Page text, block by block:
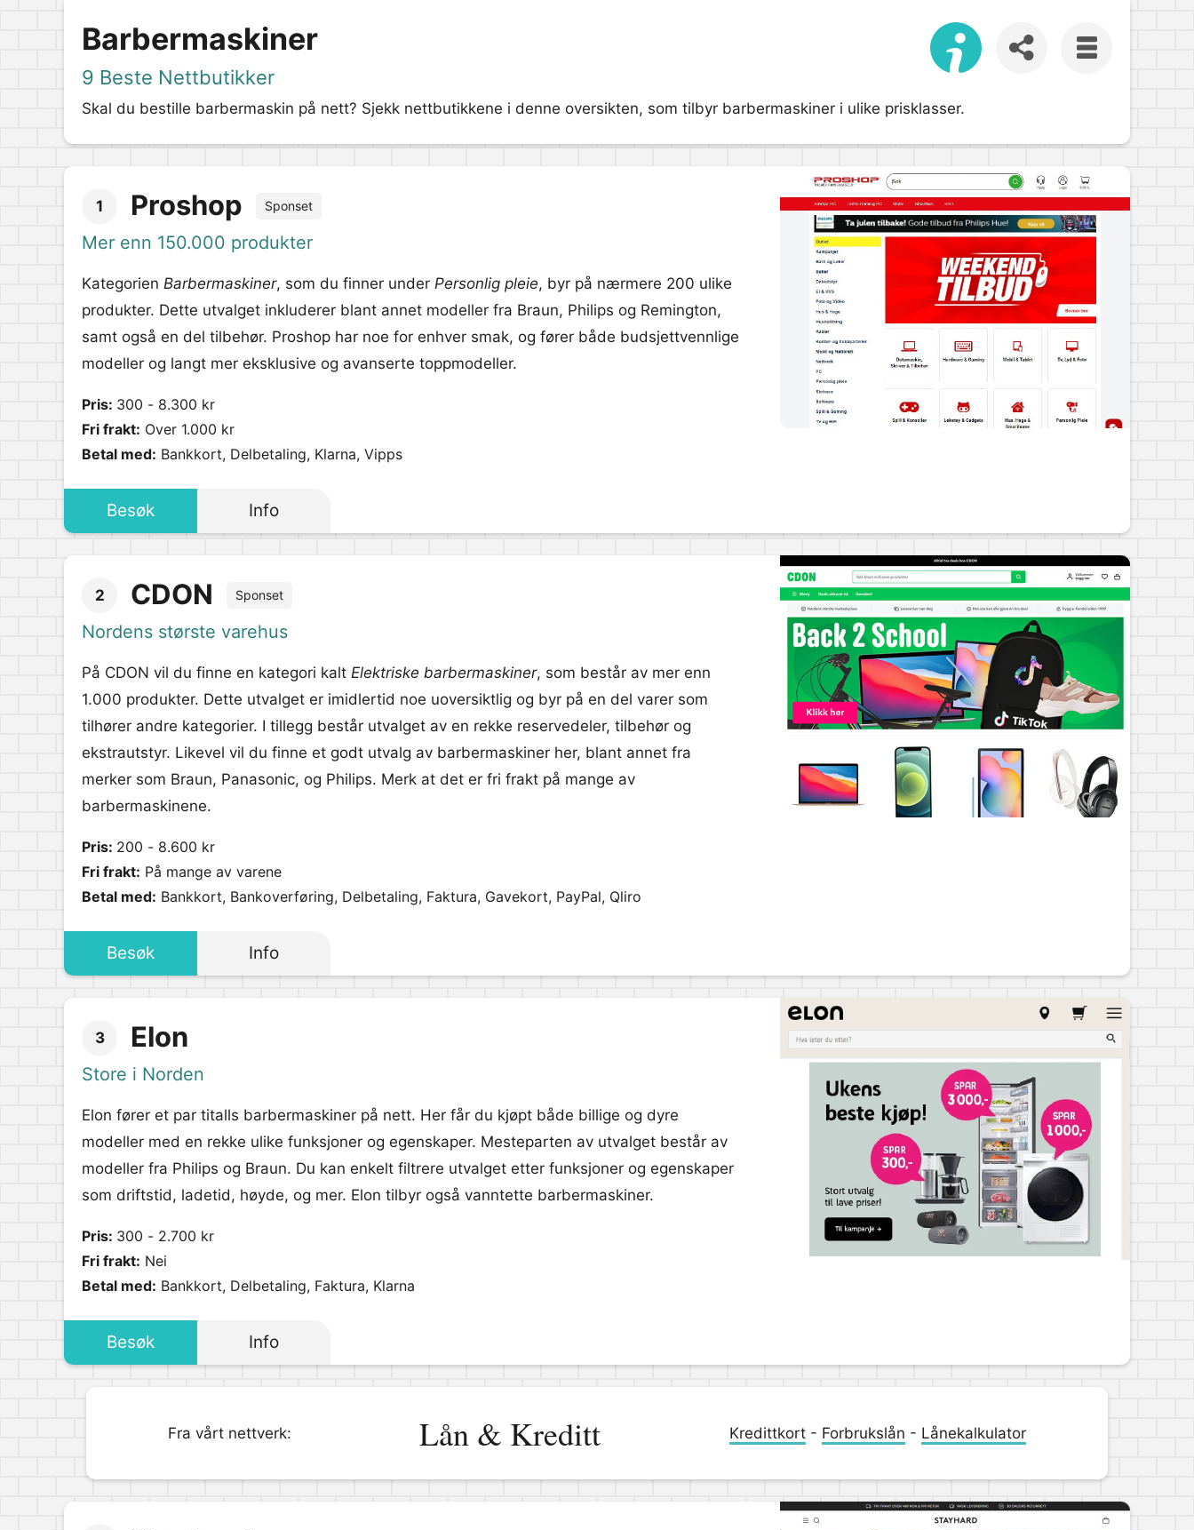
Barbermaskiner
9 Beste Nettbutikker
Skal du bestille barbermaskin på nett? Sjekk nettbutikkene i denne oversikten, som tilbyr barbermaskiner i ulike prisklasser.
1 Proshop Sponset
Mer enn 150.000 produkter
Kategorien Barbermaskiner, som du finner under Personlig pleie, byr på nærmere 200 ulike
produkter. Dette utvalget inkluderer blant annet modeller fra Braun, Philips og Remington,
samt også en del tilbehør. Proshop har noe for enhver smak, og fører både budsjettvennlige
modeller og langt mer eksklusive og avanserte toppmodeller.
Pris: 300 - 8.300 kr
Fri frakt: Over 1.000 kr
Betal med: Bankkort, Delbetaling, Klarna, Vipps
Besøk Info
2 CDON Sponset
Nordens største varehus
På CDON vil du finne en kategori kalt Elektriske barbermaskiner, som består av mer enn
1.000 produkter. Dette utvalget er imidlertid noe uoversiktlig og byr på en del varer som
tilhører andre kategorier. I tillegg består utvalget av en rekke reservedeler, tilbehør og
ekstrautstyr. Likevel vil du finne et godt utvalg av barbermaskiner her, blant annet fra
merker som Braun, Panasonic, og Philips. Merk at det er fri frakt på mange av
barbermaskinene.
Pris: 200 - 8.600 kr
Fri frakt: På mange av varene
Betal med: Bankkort, Bankoverføring, Delbetaling, Faktura, Gavekort, PayPal, Qliro
Besøk Info
3 Elon
Store i Norden
Elon fører et par titalls barbermaskiner på nett. Her får du kjøpt både billige og dyre
modeller med en rekke ulike funksjoner og egenskaper. Mesteparten av utvalget består av
modeller fra Philips og Braun. Du kan enkelt filtrere utvalget etter funksjoner og egenskaper
som driftstid, ladetid, høyde, og mer. Elon tilbyr også vanntette barbermaskiner.
Pris: 300 - 2.700 kr
Fri frakt: Nei
Betal med: Bankkort, Delbetaling, Faktura, Klarna
Besøk Info
Fra vårt nettverk: Lån & Kreditt Kredittkort- Forbrukslån - Lånekalkulator